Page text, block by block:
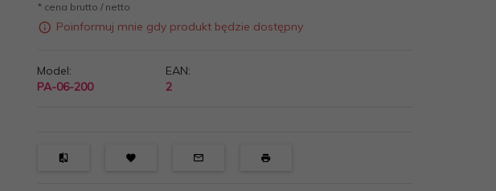
* cena brutto / netto
Poinformuj mnie gdy produkt będzie dostępny
Model:
PA-06-200
EAN:
2